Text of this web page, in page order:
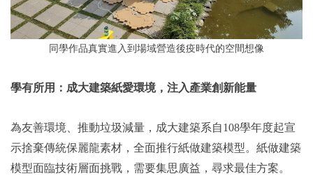
同學作品真實進入到場域營造後疫時代的空間想像
學有所用：成大建築紙愛環境，注入產業創新能量
為友善環境、推動垃圾減量，成大建築系自108學年度起宣
示捨棄傳統保麗龍素材，全面推行紙做建築模型。紙做建築
模型面臨技術層面挑戰，需要集思廣益，尋求最佳方案。